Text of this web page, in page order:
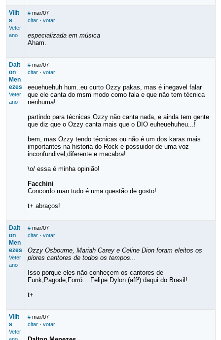
Villt
s
Veter
ano
# mar/07
citar· votar
especializada em música
Aham.
Dalt
on
Men
ezes
Veter
ano
# mar/07
citar· votar
eeuehuehuh hum..eu curto Ozzy pakas, mas é inegavel falar
que ele canta do msm modo como fala e que não tem técnica
nenhuma!
partindo para técnicas Ozzy não canta nada, e ainda tem gente
que diz que o Ozzy canta mais que o DIO euheuehuheu...!
bem, mas Ozzy tendo técnicas ou não é um dos karas mais
importantes na historia do Rock e possuidor de uma voz
inconfundivel,diferente e macabra!
\o/ essa é minha opinião!
Facchini
Concordo man tudo é uma questão de gosto!
t+ abraços!
Dalt
on
Men
ezes
Veter
ano
# mar/07
citar· votar
Ozzy Osbourne, Mariah Carey e Celine Dion foram eleitos os
piores cantores de todos os tempos...
Isso porque eles não conheçem os cantores de
Funk,Pagode,Forró....Felipe Dylon (aff²) daqui do Brasil!
t+
Villt
s
Veter
# mar/07
citar· votar